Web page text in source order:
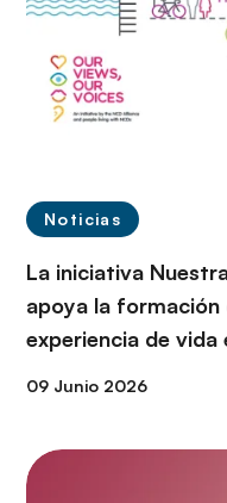
Noticias
La iniciativa
apoya la
experiencia de vida
09 Junio 2026